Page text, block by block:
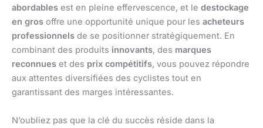
abordables est en pleine effervescence, et le destockage
en gros offre une opportunité unique pour les acheteurs
professionnels de se positionner stratégiquement. En
combinant des produits innovants, des marques
reconnues et des prix compétitifs, vous pouvez répondre
aux attentes diversifiées des cyclistes tout en
garantissant des marges intéressantes.
N’oubliez pas que la clé du succès réside dans la